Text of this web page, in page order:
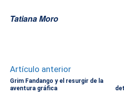
Tatiana Moro
Artículo anterior
Grim Fandango y el resurgir de la
aventura gráfica